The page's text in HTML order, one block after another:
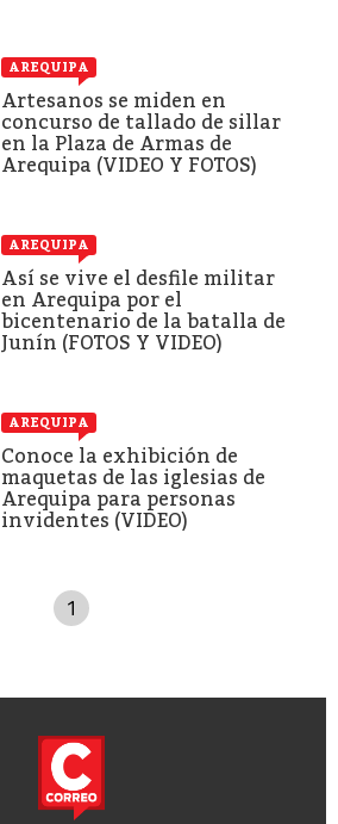
AREQUIPA
Artesanos se miden en
concurso de tallado de sillar
en la Plaza de Armas de
Arequipa (VIDEO Y FOTOS)
AREQUIPA
Así se vive el desfile militar
en Arequipa por el
bicentenario de la batalla de
Junín (FOTOS Y VIDEO)
AREQUIPA
Conoce la exhibición de
maquetas de las iglesias de
Arequipa para personas
invidentes (VIDEO)
1